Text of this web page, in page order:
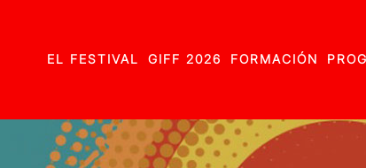
EL FESTIVAL GIFF 2026 FORMACIÓN